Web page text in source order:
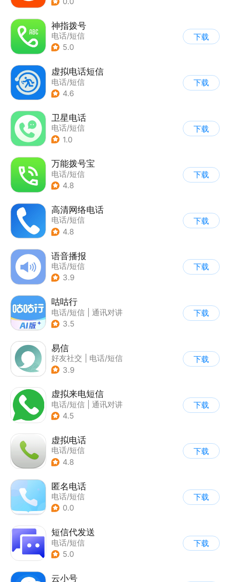
神指拨号
电话/短信
5.0
下载
虚拟电话短信
电话/短信
4.6
下载
卫星电话
电话/短信
1.0
下载
万能拨号宝
电话/短信
4.8
下载
高清网络电话
电话/短信
4.8
下载
语音播报
电话/短信
3.9
下载
咕咕行
电话/短信
通讯对讲
3.5
下载
易信
好友社交
电话/短信
3.9
下载
虚拟来电短信
电话/短信
通讯对讲
4.5
下载
虚拟电话
电话/短信
4.8
下载
匿名电话
电话/短信
0.0
下载
短信代发送
电话/短信
5.0
下载
云小号